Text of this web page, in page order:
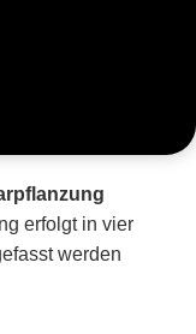
erfolgt in vier
werden